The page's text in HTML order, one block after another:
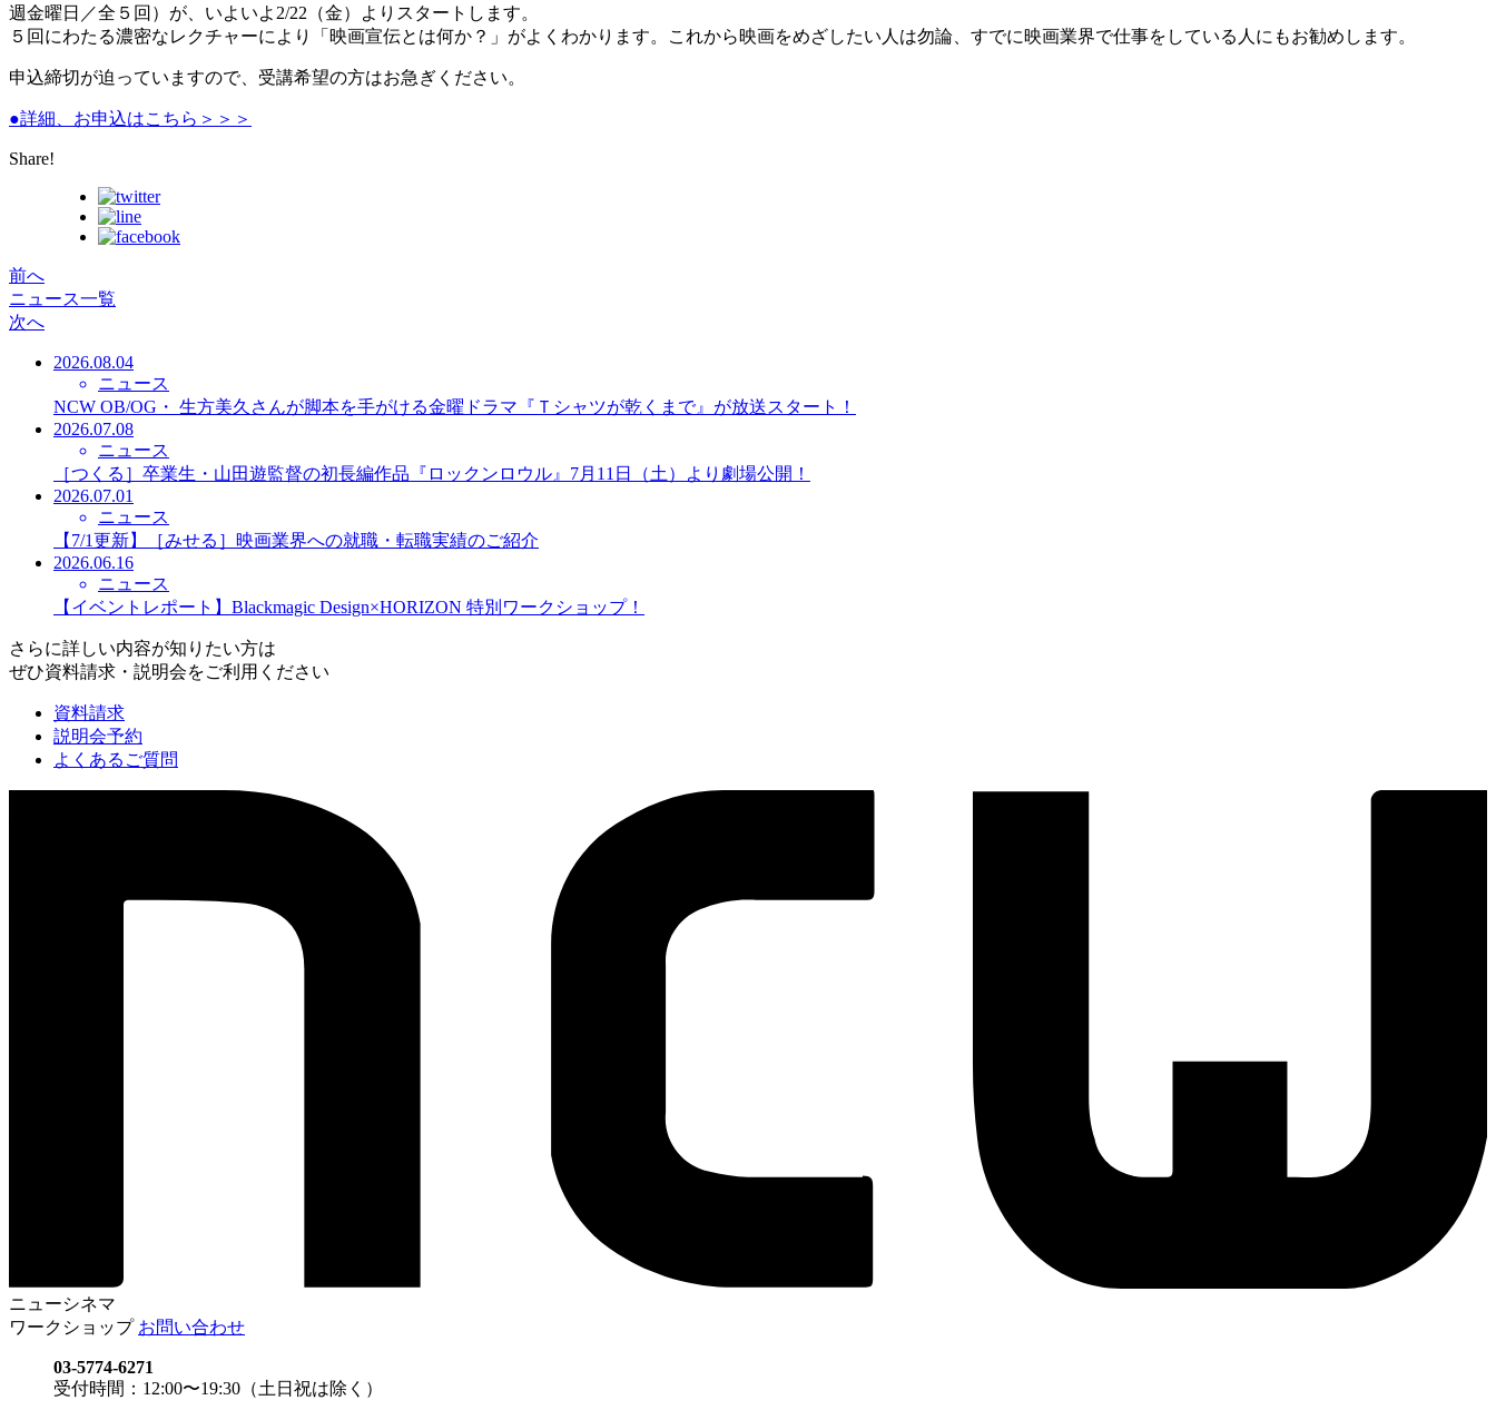
週金曜日／全５回）が、いよいよ2/22（金）よりスタートします。
５回にわたる濃密なレクチャーにより「映画宣伝とは何か？」がよくわかります。これから映画をめざしたい人は勿論、すでに映画業界で仕事をしている人にもお勧めします。
申込締切が迫っていますので、受講希望の方はお急ぎください。
●詳細、お申込はこちら＞＞＞
Share!
前へ
ニュース一覧
次へ
2026.08.04
ニュース
NCW OB/OG・ 生方美久さんが脚本を手がける金曜ドラマ『Ｔシャツが乾くまで』が放送スタート！
2026.07.08
ニュース
［つくる］卒業生・山田遊監督の初長編作品『ロックンロウル』7月11日（土）より劇場公開！
2026.07.01
ニュース
【7/1更新】［みせる］映画業界への就職・転職実績のご紹介
2026.06.16
ニュース
【イベントレポート】Blackmagic Design×HORIZON 特別ワークショップ！
さらに詳しい内容が知りたい方は
ぜひ資料請求・説明会をご利用ください
資料請求
説明会予約
よくあるご質問
ニューシネマ
ワークショップ お問い合わせ
03-5774-6271
受付時間：12:00〜19:30（土日祝は除く）